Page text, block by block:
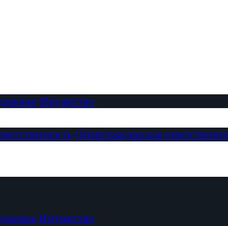
Имущество
Общегражданская
Имущество